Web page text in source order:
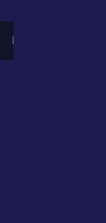
PERFORMANCE